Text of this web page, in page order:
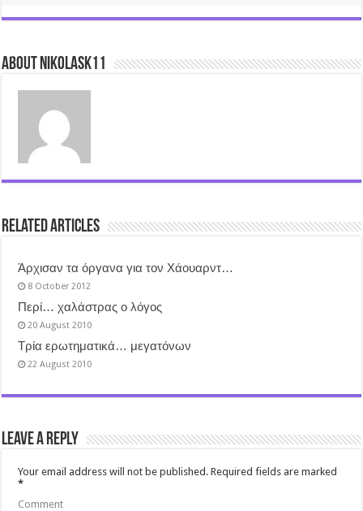
About nikolask11
Related Articles
Άρχισαν τα όργανα για τον Χάουαρντ…
8 October 2012
Περί… χαλάστρας ο λόγος
20 August 2010
Τρία ερωτηματικά… μεγατόνων
22 August 2010
Leave a Reply
Your email address will not be published. Required fields are marked
*
Comment